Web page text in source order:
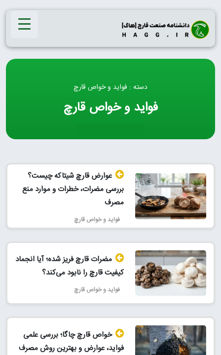
Skip
content
دسته : فواید و خواص قارچ
فواید و خواص قارچ
عوارض قارچ شیتاکه چیست؟
بررسی مضرات، خطرات و موارد منع
مصرف
فواید و خواص قارچ
مضرات قارچ فریز شده؛ آیا انجماد
کیفیت قارچ را نابود می‌کند؟
فواید و خواص قارچ
خواص قارچ چاگا؛ بررسی علمی
فواید، عوارض و بهترین روش مصرف